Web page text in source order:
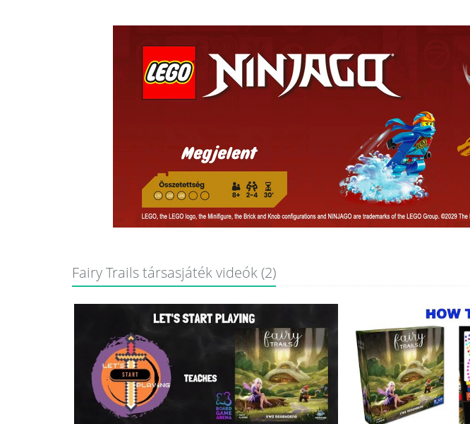
Fairy Trails társasjáték videók (2)